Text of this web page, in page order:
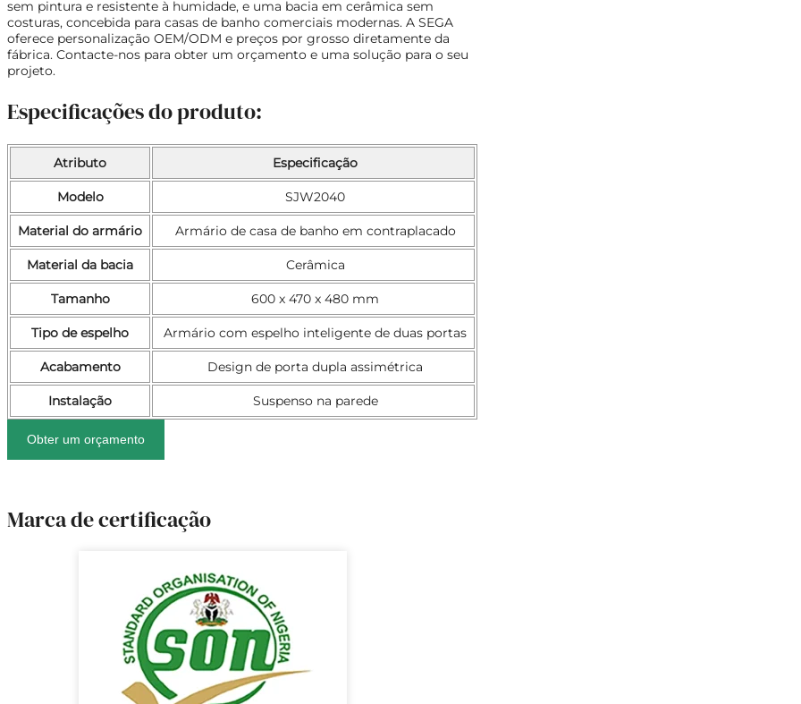
sem pintura e resistente à humidade, e uma bacia em cerâmica sem
costuras, concebida para casas de banho comerciais modernas. A SEGA
oferece personalização OEM/ODM e preços por grosso diretamente da
fábrica. Contacte-nos para obter um orçamento e uma solução para o seu
projeto.
Especificações do produto:
Atributo Especificação
Modelo SJW2040
Material do armário Armário de casa de banho em contraplacado
Material da bacia Cerâmica
Tamanho 600 x 470 x 480 mm
Tipo de espelho Armário com espelho inteligente de duas portas
Acabamento Design de porta dupla assimétrica
Instalação Suspenso na parede
Obter um orçamento
Marca de certificação